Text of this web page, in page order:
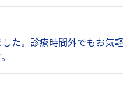
た。診療時間外でもお気